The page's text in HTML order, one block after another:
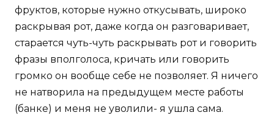
фруктов, которые нужно откусывать, широко
раскрывая рот, даже когда он разговаривает,
старается чуть-чуть раскрывать рот и говорить
фразы вполголоса, кричать или говорить
громко он вообще себе не позволяет. Я ничего
не натворила на предыдущем месте работы
(банке) и меня не уволили- я ушла сама.